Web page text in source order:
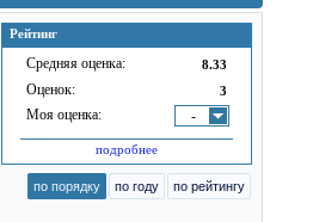
Рейтинг
Средняя оценка: 8.33
Оценок: 3
Моя оценка: -
подробнее
по порядку по году по рейтингу